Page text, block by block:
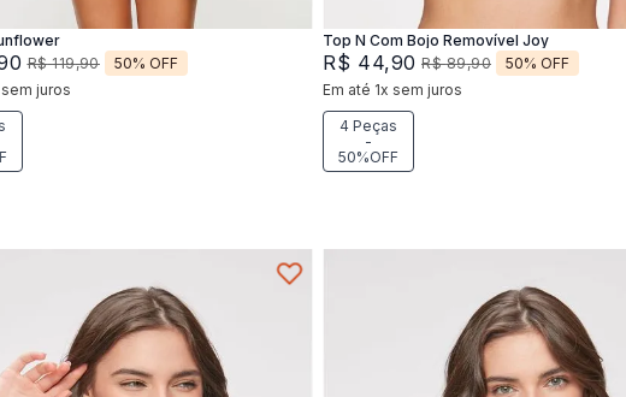
R$ 119,90 50% OFF
sem juros
Top N Com Bojo Removível Joy
R$ 44,90 R$ 89,90 50% OFF
Em até 1x sem juros
4 Peças
-
50%OFF